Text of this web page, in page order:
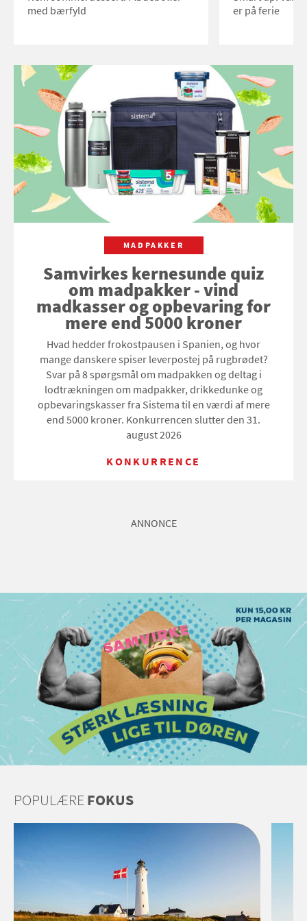
med bærfyld
er på ferie
MADPAKKER
Samvirkes kernesunde quiz
om madpakker - vind
madkasser og opbevaring for
mere end 5000 kroner
Hvad hedder frokostpausen i Spanien, og hvor
mange danskere spiser leverpostej på rugbrødet?
Svar på 8 spørgsmål om madpakken og deltag i
lodtrækningen om madpakker, drikkedunke og
opbevaringskasser fra Sistema til en værdi af mere
end 5000 kroner. Konkurrencen slutter den 31.
august 2026
KONKURRENCE
ANNONCE
POPULÆREFOKUS